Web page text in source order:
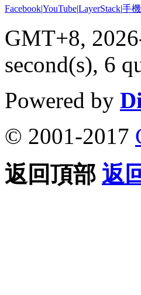
Facebook|YouTube|LayerStack|手
GMT+8,
second(s), 6
Powered by
© 2001-2017
返回頂部 返